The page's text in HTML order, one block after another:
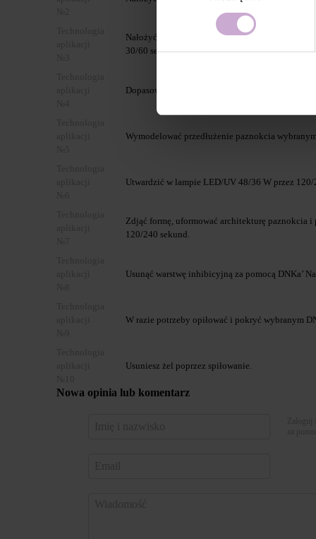
Nałożyć DNKa’ Base (zaleca się Multi Base
30/60 sekund.
Dopasować i podłożyć formę PAPER NAIL
Wymodelować przedłużenie paznokcia
Utwardzić w lampie LED/UV 48/36 W przez 120/
Zdjąć formę, uformować architekturę paznokcia
120/240 sekund.
Usunąć warstwę inhibicyjną za pomocą DNKa’
W razie potrzeby opiłować i pokryć wybranym
Usuniesz żel poprzez spiłowanie.
Nowa opinia lub komentarz